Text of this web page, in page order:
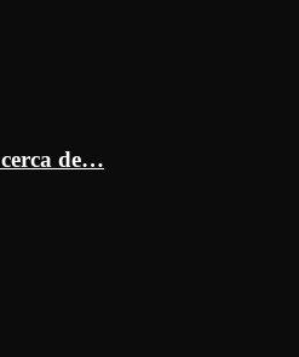
de…